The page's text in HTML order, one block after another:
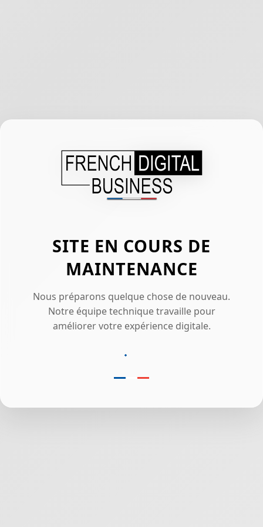
SITE EN COURS DE
MAINTENANCE
Nous préparons quelque chose de nouveau.
Notre équipe technique travaille pour
améliorer votre expérience digitale.